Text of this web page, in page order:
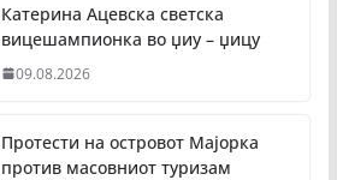
Катерина Ацевска светска
вицешампионка во џиу – џицу
09.08.2026
Протести на островот Мајорка
против масовниот туризам